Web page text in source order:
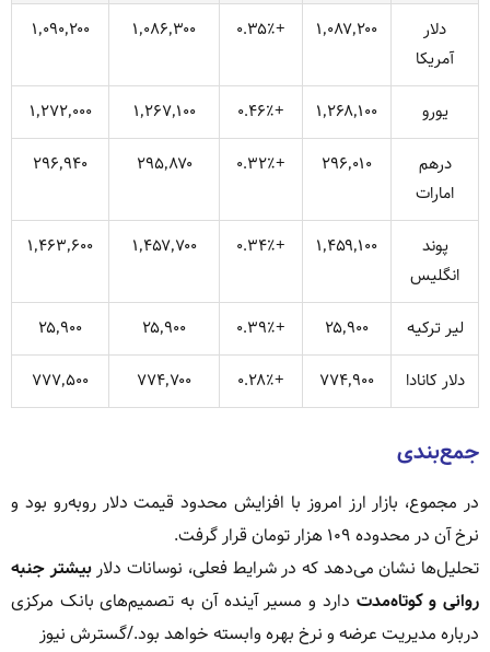
دلار
آمریکا
۱٬۰۸۷٬۲۰۰ +۰.۳۵٪ ۱٬۰۸۶٬۳۰۰ ۱٬۰۹۰٬۲۰۰
یورو ۱٬۲۶۸٬۱۰۰ +۰.۴۶٪ ۱٬۲۶۷٬۱۰۰
۱٬۲۷۲٬۰۰۰
درهم
امارات
۲۹۶٬۰۱۰ +۰.۳۲٪ ۲۹۵٬۸۷۰ ۲۹۶٬۹۴۰
پوند
انگلیس
۱٬۴۵۹٬۱۰۰ +۰.۳۴٪ ۱٬۴۵۷٬۷۰۰ ۱٬۴۶۳٬۶۰۰
لیر ترکیه ۲۵٬۹۰۰ +۰.۳۹٪ ۲۵٬۹۰۰
۲۵٬۹۰۰
دلار کانادا
۷۷۴٬۹۰۰ +۰.۲۸٪ ۷۷۴٬۷۰۰ ۷۷۷٬۵۰۰
جمع‌بندی
در مجموع، بازار ارز امروز با افزایش محدود قیمت دلار روبه‌رو بود و
نرخ آن در محدوده ۱۰۹ هزار تومان قرار گرفت.
تحلیل‌ها نشان می‌دهد که در شرایط فعلی، نوسانات دلاربیشتر جنبه
روانی و کوتاه‌مدت دارد و مسیر آینده آن به تصمیم‌های بانک مرکزی
درباره مدیریت عرضه و نرخ بهره وابسته خواهد بود./گسترش نیوز